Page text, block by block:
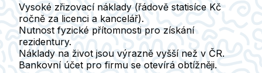
Vysoké zřizovací náklady (řádově statisíce Kč
ročně za licenci a kancelář).
Nutnost fyzické přítomnosti pro získání
rezidentury.
Náklady na život jsou výrazně vyšší než v ČR.
Bankovní účet pro firmu se otevírá obtížněji.